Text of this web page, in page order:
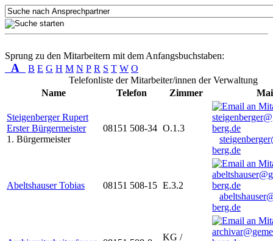
Sprung zu den Mitarbeitern mit dem Anfangsbuchstaben:
A B E G H M N P R S T W O
Telefonliste der Mitarbeiter/innen der Verwaltung
Name
Telefon Zimmer
Steigenberger Rupert
Erster Bürgermeister
1. Bürgermeister
08151 508-34 O.1.3
berg.de
Abeltshauser Tobias 08151 508-15 E.3.2
berg.de
KG /